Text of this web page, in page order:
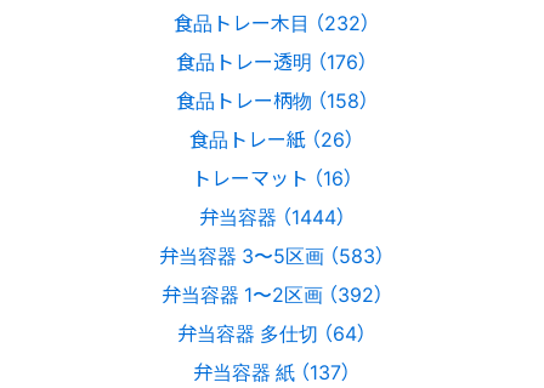
食品トレー木目 （232）
食品トレー透明 （176）
食品トレー柄物 （158）
食品トレー紙 （26）
トレーマット （16）
弁当容器 （1444）
弁当容器 3〜5区画 （583）
弁当容器 1〜2区画 （392）
弁当容器 多仕切 （64）
弁当容器 紙 （137）